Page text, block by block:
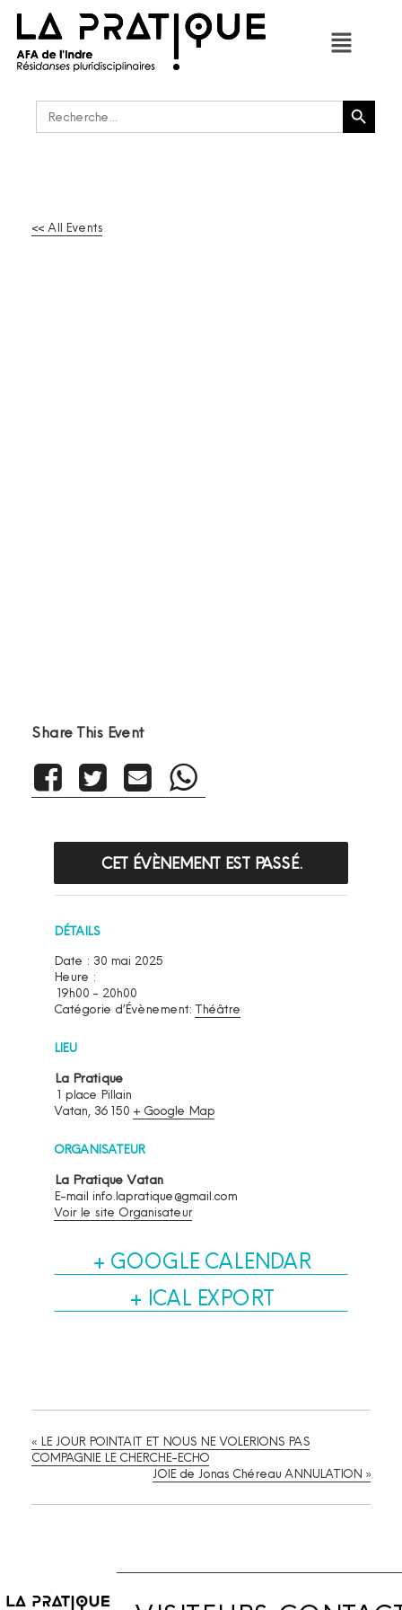
Rechercher : Bouton de recherche
<< All Events
Share This Event
CET ÉVÈNEMENT EST PASSÉ.
DÉTAILS
Date : 30 mai 2025
Heure :
19h00 - 20h00
Catégorie d’Évènement: Théâtre
LIEU
La Pratique
1 place Pillain
Vatan, 36150 + Google Map
ORGANISATEUR
La Pratique Vatan
E-mail info.lapratique@gmail.com
Voir le site Organisateur
+ GOOGLE CALENDAR
+ ICAL EXPORT
« LE JOUR POINTAIT ET NOUS NE VOLERIONS PAS
COMPAGNIE LE CHERCHE-ECHO
JOIE de Jonas Chéreau ANNULATION »